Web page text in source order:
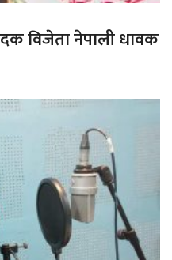
विजेता नेपाली धावक